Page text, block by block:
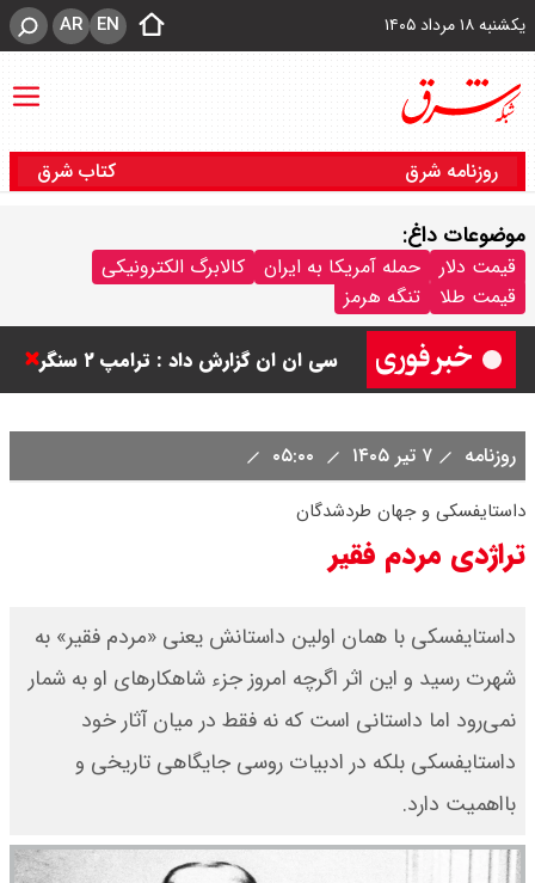
یکشنبه ۱۸ مرداد ۱۴۰۵ EN
AR
روزنامه شرق کتاب شرق
موضوعات داغ:
قیمت دلار حمله آمریکا به ایران
کالابرگ الکترونیکی
قیمت طلا
تنگه هرمز
ورزشگاه آزادی به نیم فصل اول لیگ
برتر می رسد ؟
سی ان ان گزارش داد : ترامپ ۲ سنگر
دهد؟
بنزین برای دولت چقدر تمام می شود؟
درصد افزایش می دهند
رهبر انقلاب با مسعود پزشکیان دیدار
کرد / درباره مشکلات کشور و تعامل
روزنامه ۷ تیر ۱۴۰۵
داستایفسکی و جهان طردشدگان
تراژدی مردم فقیر
داستایفسکی با همان اولین داستانش یعنی «مردم فقیر» به
شهرت رسید و این اثر اگرچه امروز جزء شاهکارهای او به شمار
نمی‌رود اما داستانی است که نه فقط در میان آثار خود
داستایفسکی بلکه در ادبیات روسی جایگاهی تاریخی و
بااهمیت دارد.